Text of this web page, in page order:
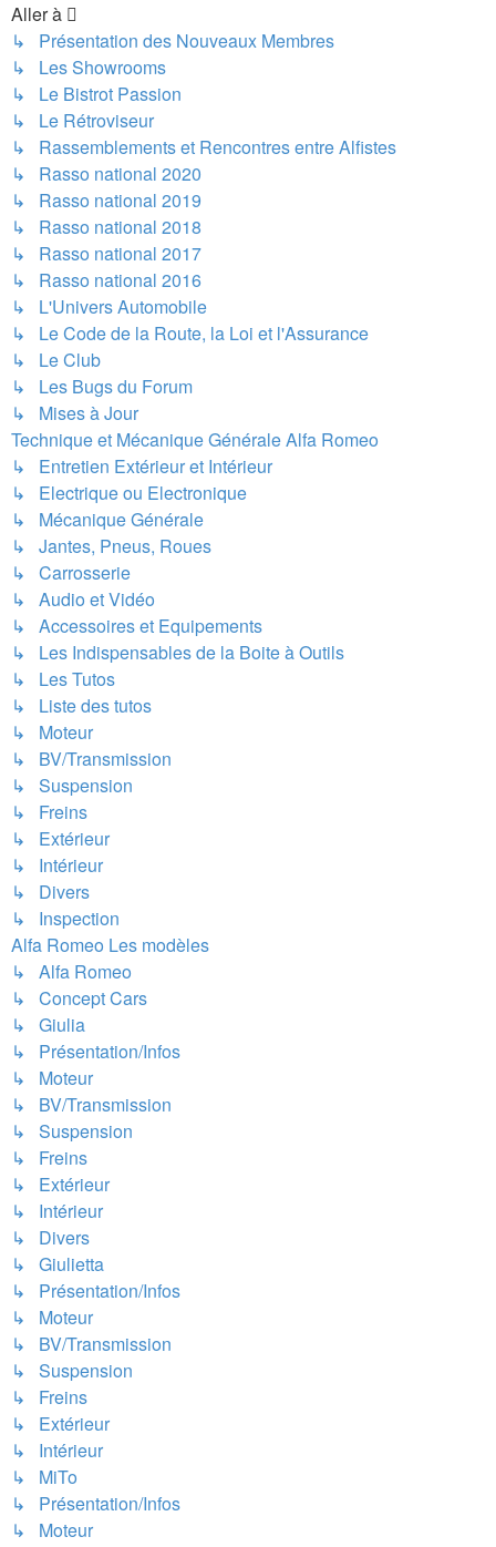
Aller à
↳ Présentation des Nouveaux Membres
↳ Les Showrooms
↳ Le Bistrot Passion
↳ Le Rétroviseur
↳ Rassemblements et Rencontres entre Alfistes
↳ Rasso national 2020
↳ Rasso national 2019
↳ Rasso national 2018
↳ Rasso national 2017
↳ Rasso national 2016
↳ L'Univers Automobile
↳ Le Code de la Route, la Loi et l'Assurance
↳ Le Club
↳ Les Bugs du Forum
↳ Mises à Jour
Technique et Mécanique Générale Alfa Romeo
↳ Entretien Extérieur et Intérieur
↳ Electrique ou Electronique
↳ Mécanique Générale
↳ Jantes, Pneus, Roues
↳ Carrosserie
↳ Audio et Vidéo
↳ Accessoires et Equipements
↳ Les Indispensables de la Boite à Outils
↳ Les Tutos
↳ Liste des tutos
↳ Moteur
↳ BV/Transmission
↳ Suspension
↳ Freins
↳ Extérieur
↳ Intérieur
↳ Divers
↳ Inspection
Alfa Romeo Les modèles
↳ Alfa Romeo
↳ Concept Cars
↳ Giulia
↳ Présentation/Infos
↳ Moteur
↳ BV/Transmission
↳ Suspension
↳ Freins
↳ Extérieur
↳ Intérieur
↳ Divers
↳ Giulietta
↳ Présentation/Infos
↳ Moteur
↳ BV/Transmission
↳ Suspension
↳ Freins
↳ Extérieur
↳ Intérieur
↳ MiTo
↳ Présentation/Infos
↳ Moteur